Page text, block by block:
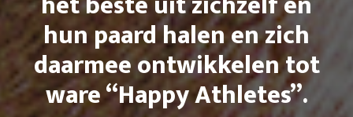
hun paard halen en zich
daarmee ontwikkelen tot
ware “Happy Athletes”.